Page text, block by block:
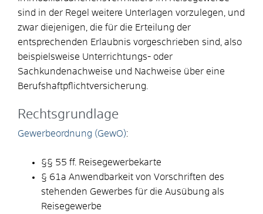
sind in der Regel weitere Unterlagen vorzulegen, und
zwar diejenigen, die für die Erteilung der
entsprechenden Erlaubnis vorgeschrieben sind, also
beispielsweise Unterrichtungs- oder
Sachkundenachweise und Nachweise über eine
Berufshaftpflichtversicherung.
Rechtsgrundlage
Gewerbeordnung (GewO):
§§ 55 ff. Reisegewerbekarte
§ 61a Anwendbarkeit von Vorschriften des
stehenden Gewerbes für die Ausübung als
Reisegewerbe